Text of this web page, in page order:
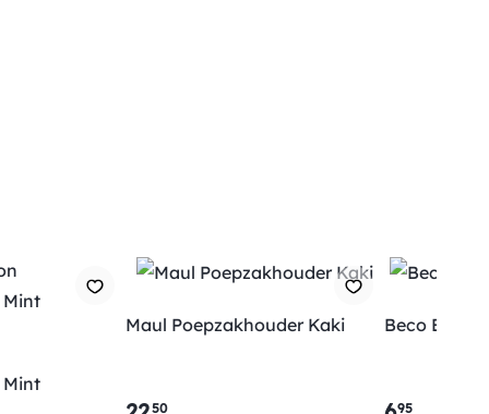
Mint
Maul Poepzakhouder Kaki
50
Beco Bags
95